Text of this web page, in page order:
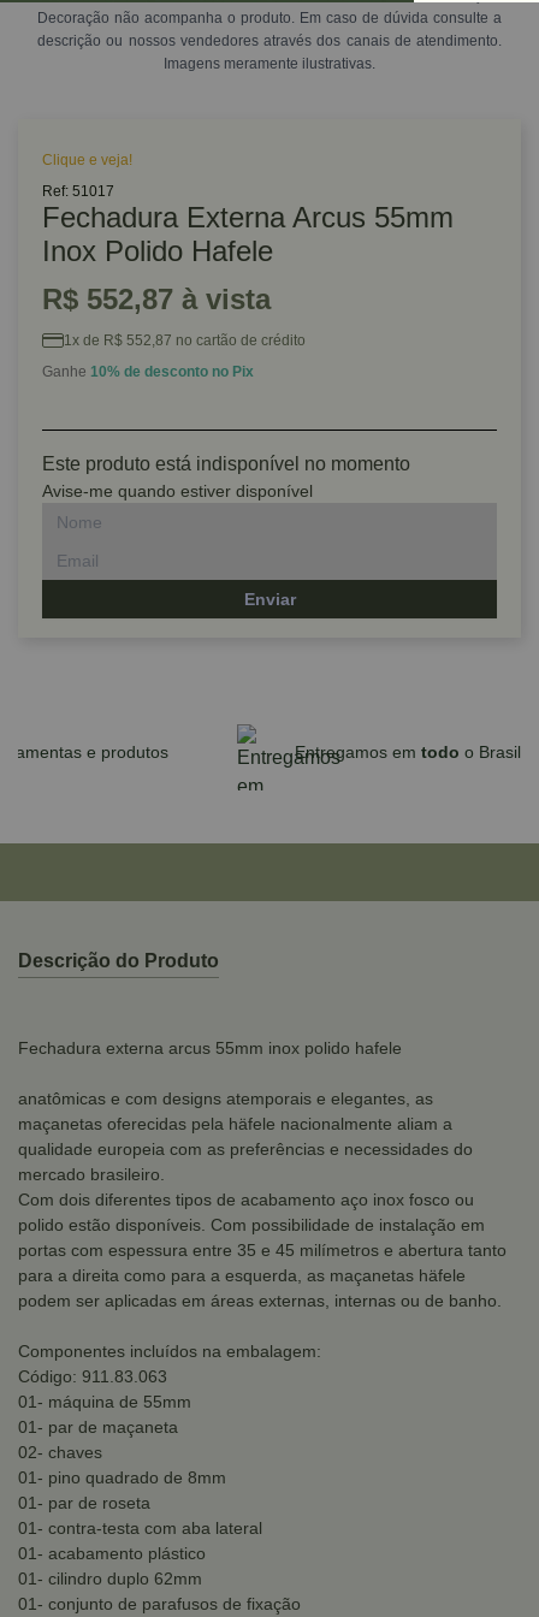
Decoração não acompanha o produto. Em caso de dúvida consulte a
descrição ou nossos vendedores através dos canais de atendimento.
Imagens meramente ilustrativas.
Clique e veja!
Ref: 51017
Fechadura Externa Arcus 55mm
Inox Polido Hafele
R$ 552,87 à vista
1x de R$ 552,87 no cartão de crédito
Ganhe 10% de desconto no Pix
Este produto está indisponível no momento
Avise-me quando estiver disponível
Enviar
Parcele em até 10x sem juros no cartão
para compras acima de R$590,00
Descrição do Produto
Fechadura externa arcus 55mm inox polido hafele
anatômicas e com designs atemporais e elegantes, as
maçanetas oferecidas pela häfele nacionalmente aliam a
qualidade europeia com as preferências e necessidades do
mercado brasileiro.
Com dois diferentes tipos de acabamento aço inox fosco ou
polido estão disponíveis. Com possibilidade de instalação em
portas com espessura entre 35 e 45 milímetros e abertura tanto
para a direita como para a esquerda, as maçanetas häfele
podem ser aplicadas em áreas externas, internas ou de banho.
Componentes incluídos na embalagem:
Código: 911.83.063
01- máquina de 55mm
01- par de maçaneta
02- chaves
01- pino quadrado de 8mm
01- par de roseta
01- contra-testa com aba lateral
01- acabamento plástico
01- cilindro duplo 62mm
01- conjunto de parafusos de fixação